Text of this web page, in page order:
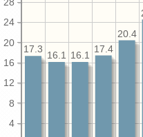
4
8
12
16
20
24
20.4
17.4
16.1
16.1
17.3